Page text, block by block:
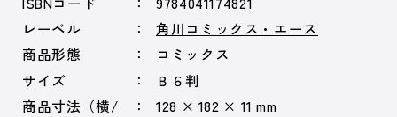
レーベル
角川コミックス・エース
商品形態
コミックス
サイズ
Ｂ６判
商品寸法（横/
128 × 182 × 11 mm